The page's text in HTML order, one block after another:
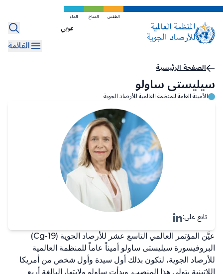
تخطي
المحتوى
الرئيسي
الطقس المناخ الماء
Select
your
القائمة
مسار
التنقل
الصفحة الرئيسية
سيليستى ساولو
الأمينة العامة للمنظمة العالمية للأرصاد الجوية
عيَّن المؤتمر العالمي التاسع عشر للأرصاد الجوية (Cg-19)
البروفيسورة سيليستى ساولو أميناً عاماً للمنظمة العالمية
للأرصاد الجوية، لتكون بذلك أول سيدة وأول شخص من أمريكا
اللاتينية يتولى هذا المنصب. وبدأت ساولو ولايتها، البالغة أربع
تابع على: